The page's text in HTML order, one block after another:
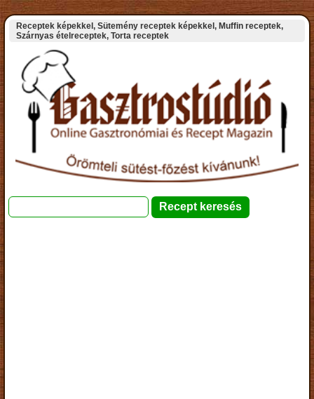
Receptek képekkel, Sütemény receptek képekkel, Muffin receptek,
Szárnyas ételreceptek, Torta receptek